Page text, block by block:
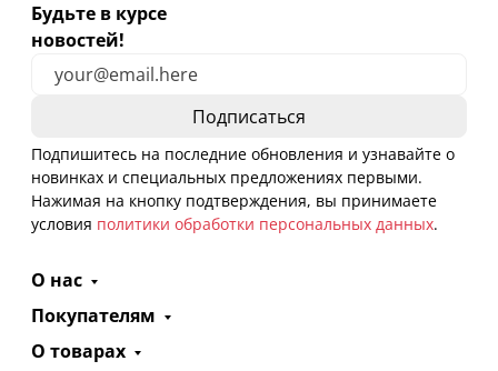
Будьте в курсе
новостей!
Подпишитесь на последние обновления и узнавайте о
новинках и специальных предложениях первыми.
Нажимая на кнопку подтверждения, вы принимаете
условия политики обработки персональных данных.
О нас
Покупателям
О товарах